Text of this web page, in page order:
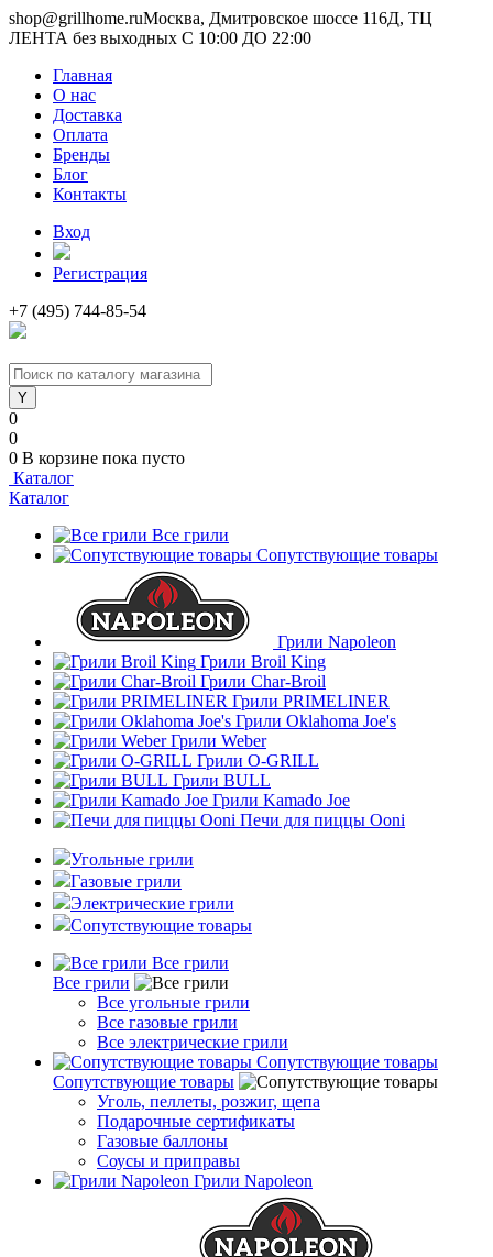
shop@grillhome.ruМосква, Дмитровское шоссе 116Д, ТЦ
ЛЕНТА без выходных С 10:00 ДО 22:00
Главная
О нас
Доставка
Оплата
Бренды
Блог
Контакты
Вход
Регистрация
+7 (495) 744-85-54
0
0
0 В корзине пока пусто
Каталог
Каталог
Все грили
Сопутствующие товары
Грили Napoleon
Грили Broil King
Грили Char-Broil
Грили PRIMELINER
Грили Oklahoma Joe's
Грили Weber
Грили O-GRILL
Грили BULL
Грили Kamado Joe
Печи для пиццы Ooni
Угольные грили
Газовые грили
Электрические грили
Сопутствующие товары
Все грили
Все грили
Все угольные грили
Все газовые грили
Все электрические грили
Сопутствующие товары
Сопутствующие товары
Уголь, пеллеты, розжиг, щепа
Подарочные сертификаты
Газовые баллоны
Соусы и приправы
Грили Napoleon